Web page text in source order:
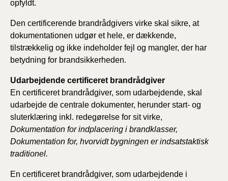
opfyldt.
Den certificerende brandrådgivers virke skal sikre, at
dokumentationen udgør et hele, er dækkende,
tilstrækkelig og ikke indeholder fejl og mangler, der har
betydning for brandsikkerheden.
Udarbejdende certificeret brandrådgiver
En certificeret brandrådgiver, som udarbejdende, skal
udarbejde de centrale dokumenter, herunder start- og
sluterklæring inkl. redegørelse for sit virke,
Dokumentation for indplacering i brandklasser,
Dokumentation for, hvorvidt bygningen er indsatstaktisk
traditionel.
En certificeret brandrådgiver, som udarbejdende i